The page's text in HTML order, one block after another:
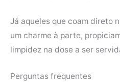
Já aqueles que coam direto
um charme à parte,
limpidez na dose a ser
Perguntas frequentes